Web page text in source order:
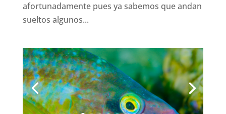
afortunadamente pues ya sabemos que andan
sueltos algunos...